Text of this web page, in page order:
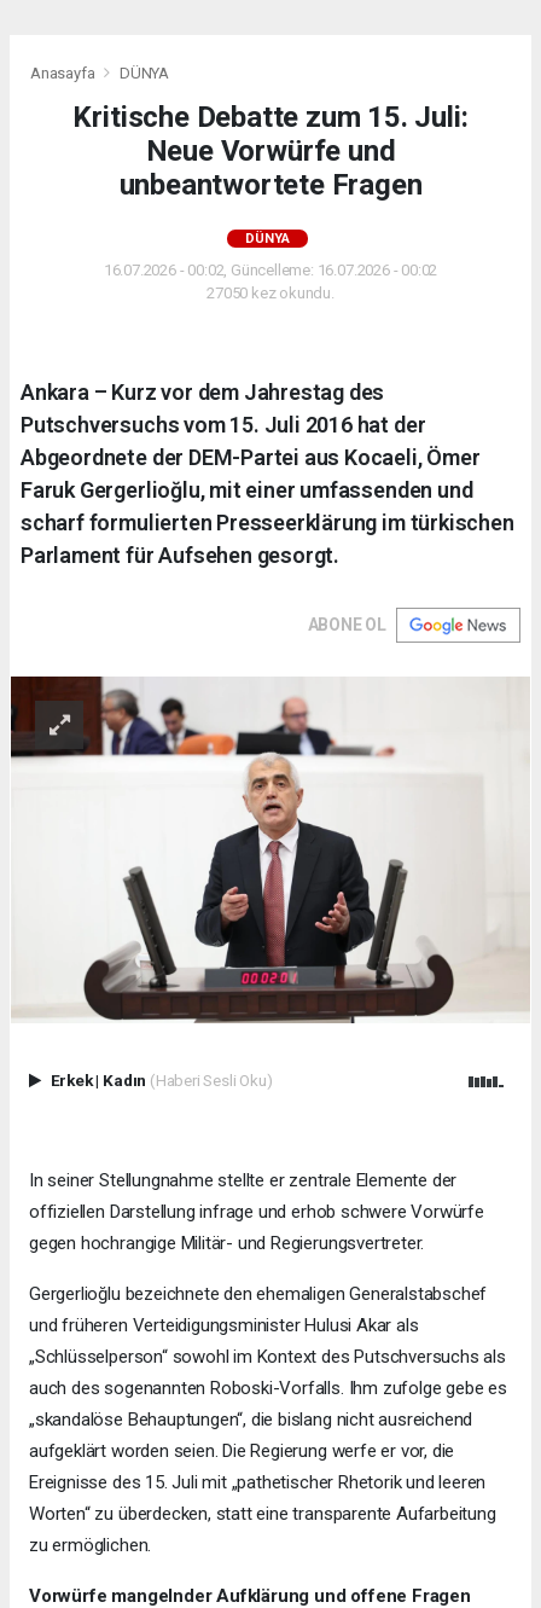
Anasayfa DÜNYA
Kritische Debatte zum 15. Juli:
Neue Vorwürfe und
unbeantwortete Fragen
DÜNYA
16.07.2026 - 00:02, Güncelleme: 16.07.2026 - 00:02
27050 kez okundu.
Ankara – Kurz vor dem Jahrestag des
Putschversuchs vom 15. Juli 2016 hat der
Abgeordnete der DEM-Partei aus Kocaeli, Ömer
Faruk Gergerlioğlu, mit einer umfassenden und
scharf formulierten Presseerklärung im türkischen
Parlament für Aufsehen gesorgt.
ABONE OL
Erkek| Kadın (Haberi Sesli Oku)
In seiner Stellungnahme stellte er zentrale Elemente der
offiziellen Darstellung infrage und erhob schwere Vorwürfe
gegen hochrangige Militär- und Regierungsvertreter.
Gergerlioğlu bezeichnete den ehemaligen Generalstabschef
und früheren Verteidigungsminister Hulusi Akar als
„Schlüsselperson“ sowohl im Kontext des Putschversuchs als
auch des sogenannten Roboski-Vorfalls. Ihm zufolge gebe es
„skandalöse Behauptungen“, die bislang nicht ausreichend
aufgeklärt worden seien. Die Regierung werfe er vor, die
Ereignisse des 15. Juli mit „pathetischer Rhetorik und leeren
Worten“ zu überdecken, statt eine transparente Aufarbeitung
zu ermöglichen.
Vorwürfe mangelnder Aufklärung und offene Fragen